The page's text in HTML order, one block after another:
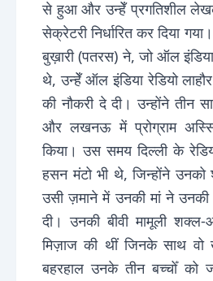
से हुआ और उन्हेँ प्रगतिशील
सेक्रेटरी निर्धारित कर दिया
बुख़ारी (पतरस) ने, जो ऑल
थे, उन्हेँ ऑल इंडिया रेडियो
की नौकरी दे दी। उन्होंने तीन
और लखनऊ में प्रोग्राम
किया। उस समय दिल्ली के
हसन मंटो भी थे, जिन्होंने उनको
उसी ज़माने में उनकी मां ने उनकी
दी। उनकी बीवी मामूली
मिज़ाज की थीं जिनके साथ
बहरहाल उनके तीन बच्चोँ को